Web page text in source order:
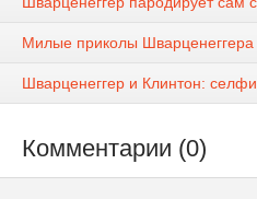
Милые приколы Шварценеггера
Шварценеггер и Клинтон:
Комментарии (0)